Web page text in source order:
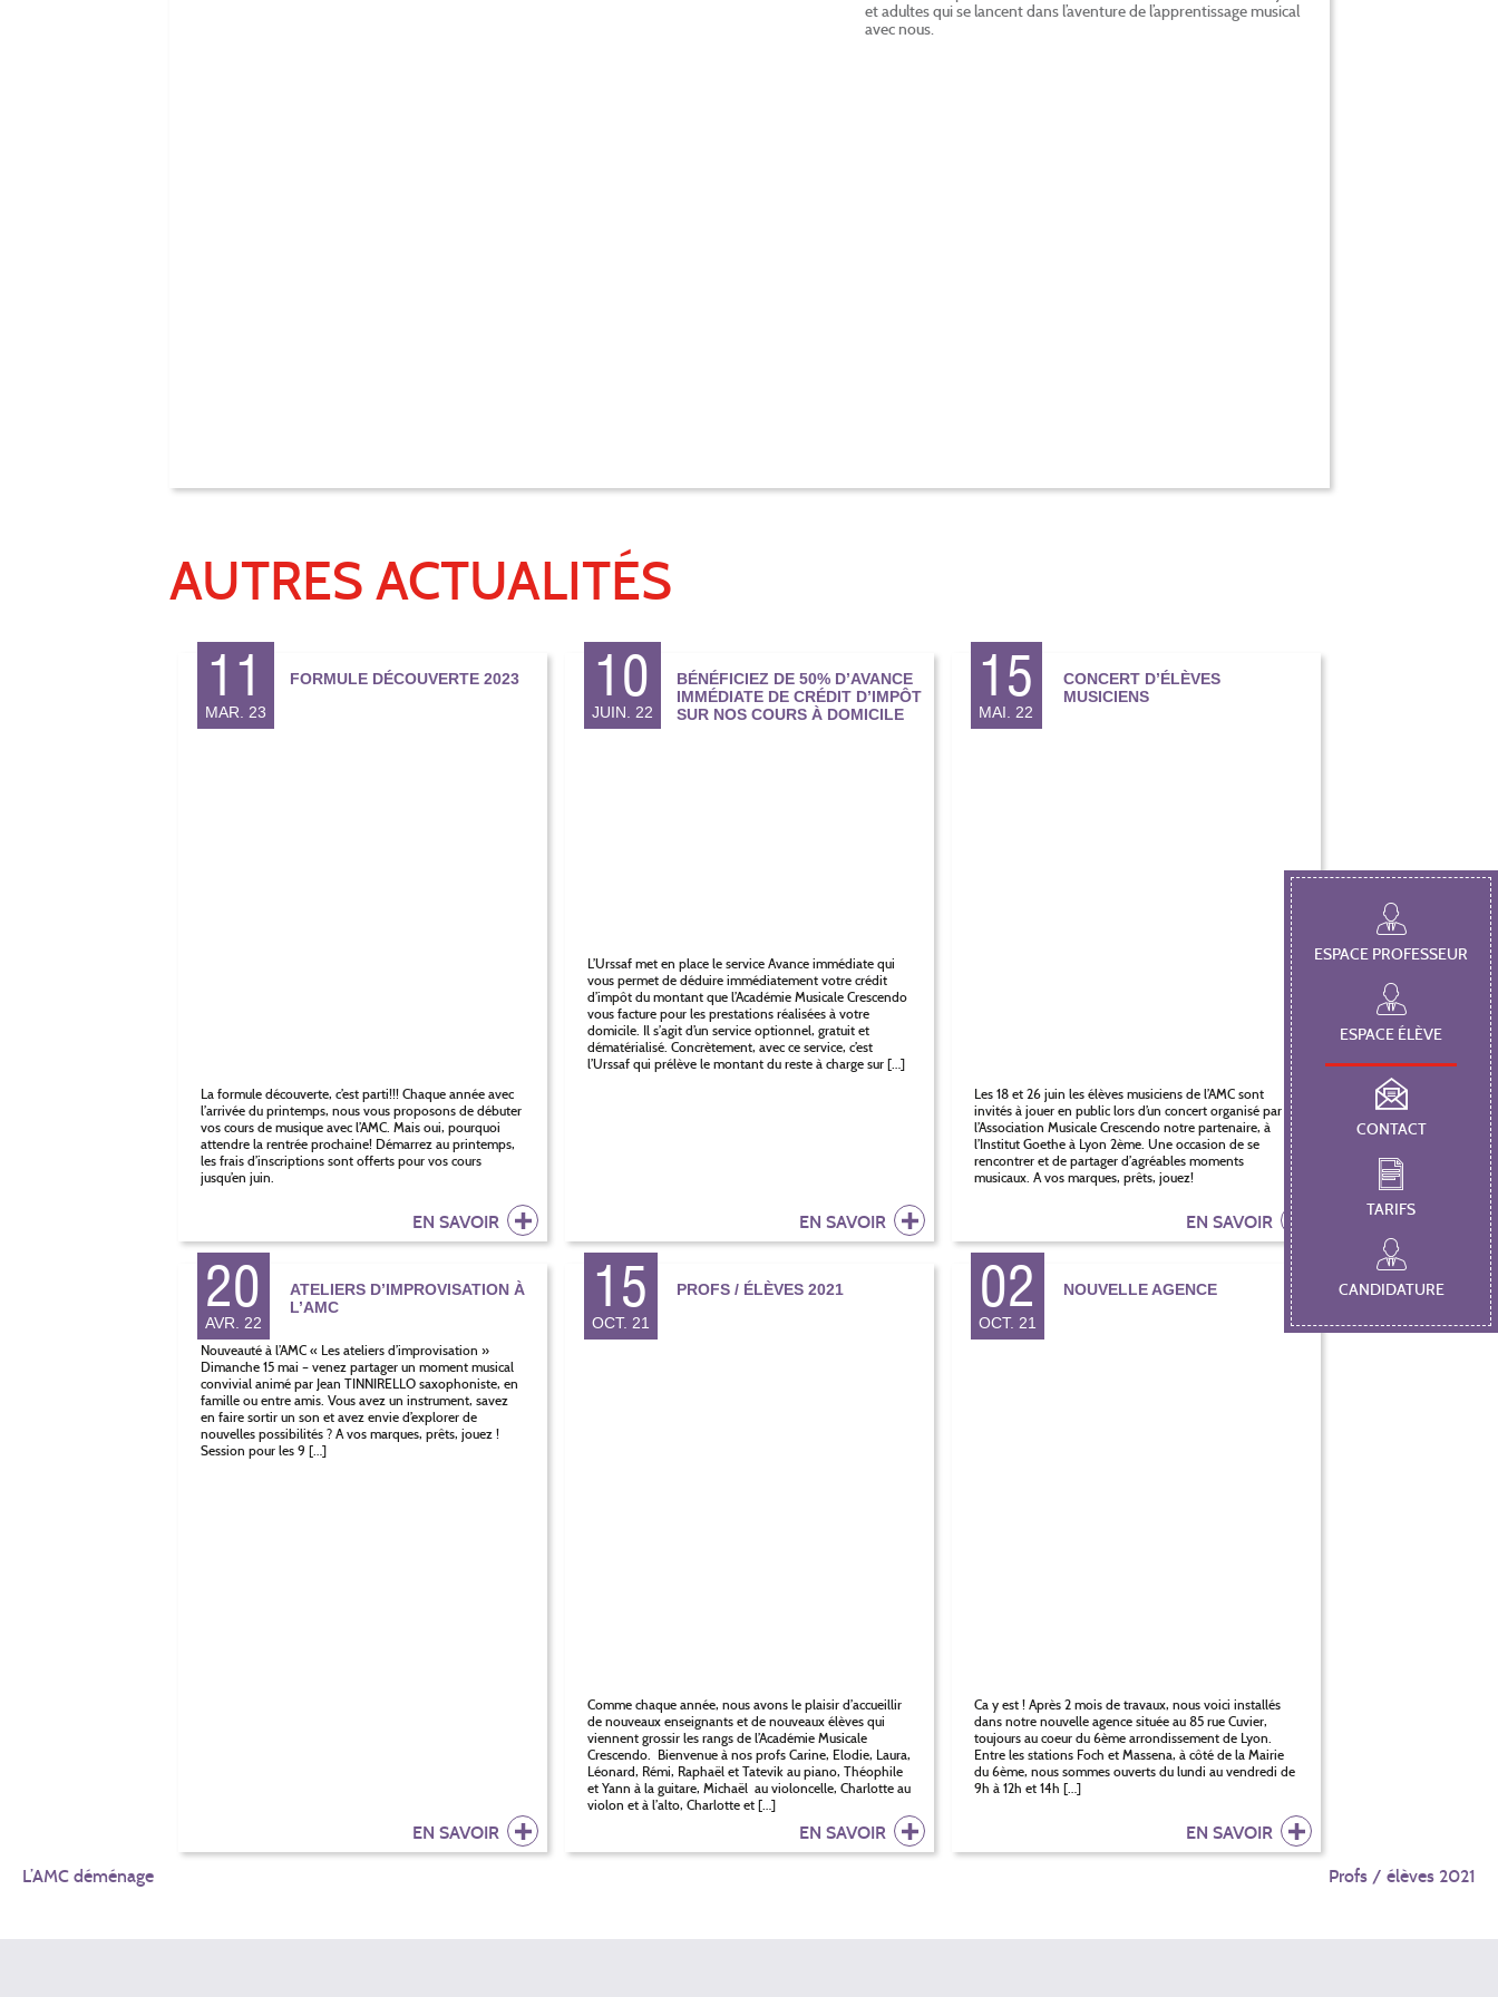
ESPACE PROFESSEUR
ESPACE ÉLÈVE
CONTACT
TARIFS
CANDIDATURE
et adultes qui se lancent dans l’aventure de l’apprentissage musical
avec nous.
AUTRES ACTUALITÉS
11
MAR. 23
FORMULE DÉCOUVERTE 2023
La formule découverte, c’est parti!!! Chaque année avec
l’arrivée du printemps, nous vous proposons de débuter
vos cours de musique avec l’AMC. Mais oui, pourquoi
attendre la rentrée prochaine! Démarrez au printemps,
les frais d’inscriptions sont offerts pour vos cours
jusqu’en juin.
EN SAVOIR
10
JUIN. 22
BÉNÉFICIEZ DE 50% D’AVANCE
IMMÉDIATE DE CRÉDIT D’IMPÔT
SUR NOS COURS À DOMICILE
L’Urssaf met en place le service Avance immédiate qui
vous permet de déduire immédiatement votre crédit
d’impôt du montant que l’Académie Musicale Crescendo
vous facture pour les prestations réalisées à votre
domicile. Il s’agit d’un service optionnel, gratuit et
dématérialisé. Concrètement, avec ce service, c’est
l’Urssaf qui prélève le montant du reste à charge sur […]
EN SAVOIR
15
MAI. 22
CONCERT D’ÉLÈVES
MUSICIENS
Les 18 et 26 juin les élèves musiciens de l’AMC sont
invités à jouer en public lors d’un concert organisé par
l’Association Musicale Crescendo notre partenaire, à
l’Institut Goethe à Lyon 2ème. Une occasion de se
rencontrer et de partager d’agréables moments
musicaux. A vos marques, prêts, jouez!
EN SAVOIR
20
AVR. 22
ATELIERS D’IMPROVISATION À
L’AMC
Nouveauté à l’AMC « Les ateliers d’improvisation »
Dimanche 15 mai – venez partager un moment musical
convivial animé par Jean TINNIRELLO saxophoniste, en
famille ou entre amis. Vous avez un instrument, savez
en faire sortir un son et avez envie d’explorer de
nouvelles possibilités ? A vos marques, prêts, jouez !
Session pour les 9 […]
EN SAVOIR
15
OCT. 21
PROFS / ÉLÈVES 2021
Comme chaque année, nous avons le plaisir d’accueillir
de nouveaux enseignants et de nouveaux élèves qui
viennent grossir les rangs de l’Académie Musicale
Crescendo. Bienvenue à nos profs Carine, Elodie, Laura,
Léonard, Rémi, Raphaël et Tatevik au piano, Théophile
et Yann à la guitare, Michaël au violoncelle, Charlotte au
violon et à l’alto, Charlotte et […]
EN SAVOIR
02
OCT. 21
NOUVELLE AGENCE
Ca y est ! Après 2 mois de travaux, nous voici installés
dans notre nouvelle agence située au 85 rue Cuvier,
toujours au coeur du 6ème arrondissement de Lyon.
Entre les stations Foch et Massena, à côté de la Mairie
du 6ème, nous sommes ouverts du lundi au vendredi de
9h à 12h et 14h […]
EN SAVOIR
NAVIGATION
L’AMC déménage Profs / élèves 2021